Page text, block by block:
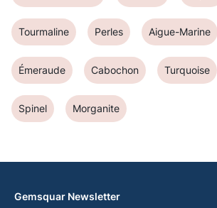
Tourmaline Perles Aigue-Marine
Émeraude Cabochon Turquoise
Spinel Morganite
Gemsquar Newsletter